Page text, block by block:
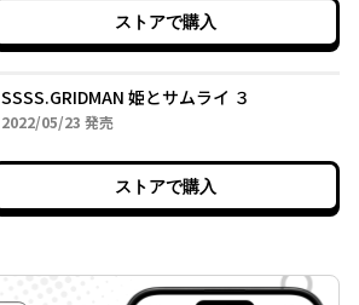
ストアで購入
SSSS.GRIDMAN 姫とサムライ ３
2022/05/23 2022年05月23日
発売
ストアで購入